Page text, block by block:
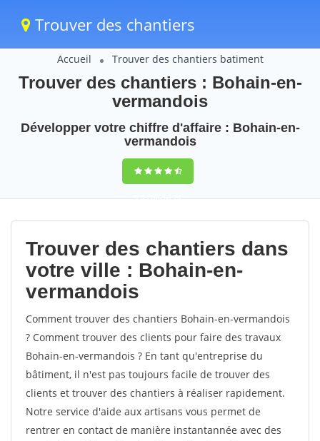
Trouver des chantiers
Accueil Trouver des chantiers batiment
Trouver des chantiers : Bohain-en-
vermandois
Développer votre chiffre d'affaire : Bohain-en-
vermandois
9,5(100%)74
votes
Trouver des chantiers dans
votre ville : Bohain-en-
vermandois
Comment trouver des chantiers Bohain-en-vermandois
? Comment trouver des clients pour faire des travaux
Bohain-en-vermandois ? En tant qu'entreprise du
bâtiment, il n'est pas toujours facile de trouver des
clients et trouver des chantiers à réaliser rapidement.
Notre service d'aide aux artisans vous permet de
rentrer en contact de manière instantannée avec des